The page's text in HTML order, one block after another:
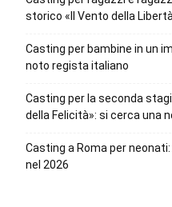
storico «Il Vento della
Casting per bambine in un
noto regista italiano
Casting per la seconda
della Felicità»: si cerca una
Casting a Roma per
nel 2026